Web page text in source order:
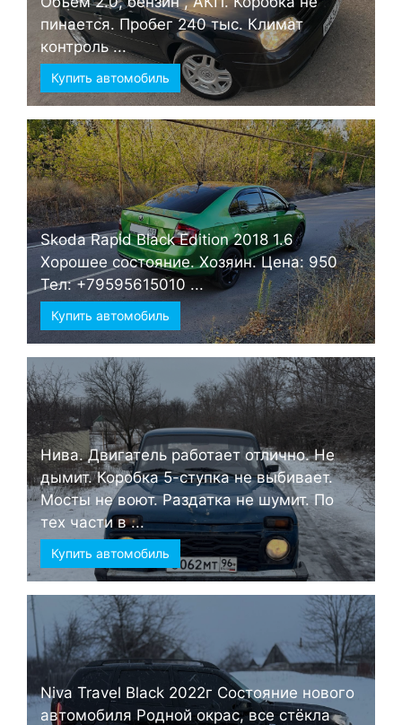
пинается. Пробег 240 тыс. Климат
контроль ...
Купить автомобиль
Skoda Rapid Black Edition 2018 1.6
Хорошее состояние. Хозяин. Цена: 950
Тел: +79595615010 ...
Купить автомобиль
Нива. Двигатель работает отлично. Не
дымит. Коробка 5-ступка не выбивает.
Мосты не воют. Раздатка не шумит. По
тех части в ...
Купить автомобиль
Niva Travel Black 2022г Состояние нового
автомобиля Родной окрас, все стёкла